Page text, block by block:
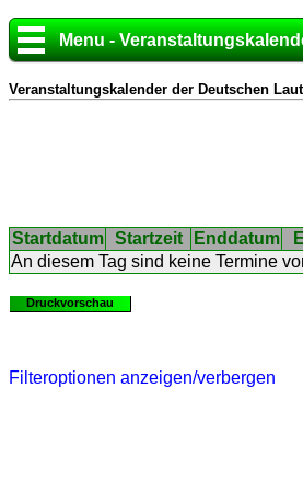
Menu -
Veranstaltungskalender der Deutschen
Startdatum Startzeit Enddatum
An diesem Tag sind keine Termine
Druckvorschau
Filteroptionen anzeigen/verbergen